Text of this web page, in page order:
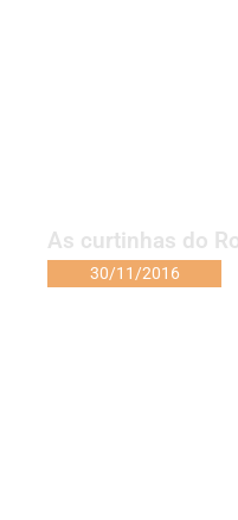
As curtinhas do
30/11/2016